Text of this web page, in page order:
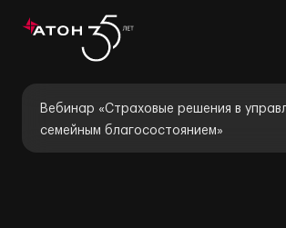
Вебинар «Страховые решения в
семейным благосостоянием»